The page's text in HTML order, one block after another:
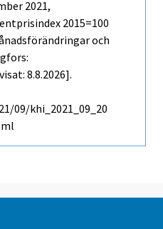
2021,
2015=100
och
8.8.2026].
khi_2021_09_20